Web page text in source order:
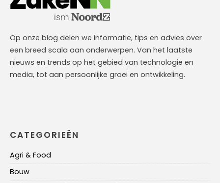
Op onze blog delen we informatie, tips en advies over
een breed scala aan onderwerpen. Van het laatste
nieuws en trends op het gebied van technologie en
media, tot aan persoonlijke groei en ontwikkeling.
CATEGORIEËN
Agri & Food
Bouw